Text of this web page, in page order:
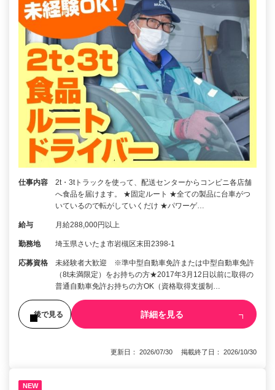
仕事内容
2t・3tトラックを使って、配送センターからコンビニ各店舗
へ食品を届けます。 ★固定ルート ★全ての製品に台車がつ
いているので転がしていくだけ ★パワーゲ…
給与 月給288,000円以上
勤務地 埼玉県さいたま市岩槻区末田2398-1
応募資格
未経験者大歓迎 ※準中型自動車免許または中型自動車免許
（8t未満限定）をお持ちの方★2017年3月12日以前に取得の
普通自動車免許お持ちの方OK（資格取得支援制…
後で見る 詳細を見る
更新日： 2026/07/30 掲載終了日： 2026/10/30
NEW